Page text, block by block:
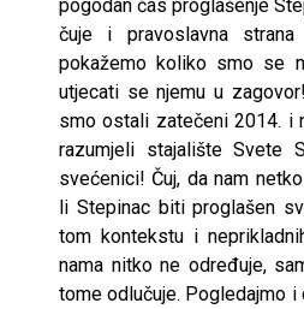
pogodan čas proglašenje
čuje i pravoslavna
pokažemo koliko smo se
utjecati se njemu u
smo ostali zatečeni 2014. i
razumjeli stajalište Svete
svećenici! Čuj, da nam
li Stepinac biti proglašen
tom kontekstu i
nama nitko ne određuje,
tome odlučuje. Pogledajmo i